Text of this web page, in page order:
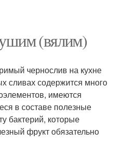
(вялим)
чернослив на кухне
сливах содержится много
имеются
в составе полезные
бактерий, которые
фрукт обязательно